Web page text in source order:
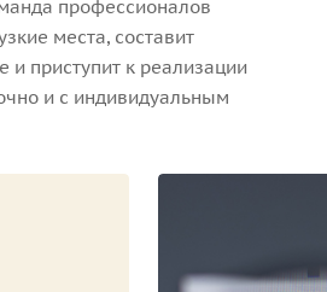
профессионалов
места, составит
и приступит к реализации
и с индивидуальным